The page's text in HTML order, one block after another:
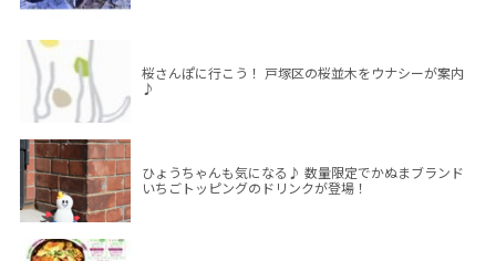
桜さんぽに行こう！ 戸塚区の桜並木をウナシーが案内
♪
ひょうちゃんも気になる♪ 数量限定でかぬまブランド
いちごトッピングのドリンクが登場！